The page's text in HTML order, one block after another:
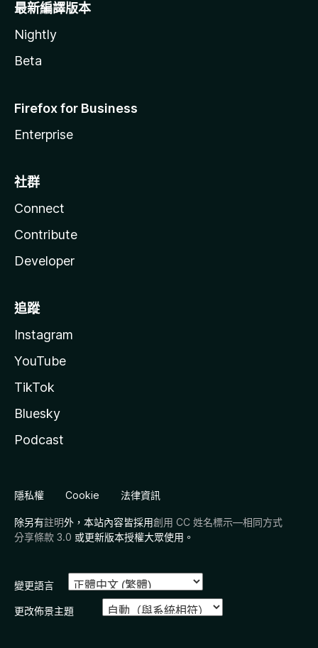
最新編譯版本
Nightly
Beta
Firefox for Business
Enterprise
社群
Connect
Contribute
Developer
追蹤
Instagram
YouTube
TikTok
Bluesky
Podcast
隱私權 Cookie 法律資訊
除另有註明外，本站內容皆採用創用 CC 姓名標示—相同方式
分享條款 3.0 或更新版本授權大眾使用。
變更語言
更改佈景主題